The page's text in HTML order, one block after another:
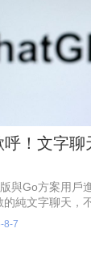
！文字聊
與Go方案用戶
純文字聊天，
8-7